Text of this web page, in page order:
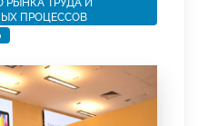
ПРОЦЕССОВ